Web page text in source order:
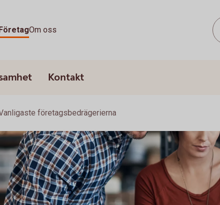
Om oss
Kontakt
företagsbedrägerierna